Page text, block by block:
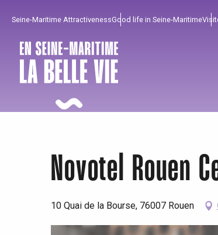
principal
Seine-Maritime AttractivenessGood life in Seine-Maritime
To enjoy
Must-sees
From our region !
Novotel Rouen
10 Quai de la Bourse, 76007 Rouen